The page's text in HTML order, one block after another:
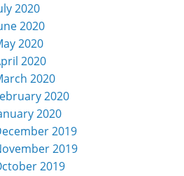
2020
2020
2020
2020
2020
2020
2020
2019
2019
2019